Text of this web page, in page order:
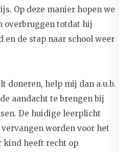
Op deze manier hopen we
overbruggen totdat hij
en de stap naar school weer
doneren, help mij dan a.u.b.
aandacht te brengen bij
De huidige leerplicht
worden voor het
kind heeft recht op